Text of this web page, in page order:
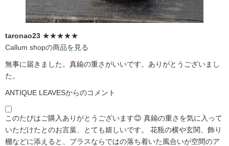
taronao23 ★★★★★
Callum shopの商品を見る
無事に届きました。真鍮の重さがいいです。ありがとうございまし
た。
ANTIQUE LEAVESからのコメント
このたびはご購入ありがとうございます😊 真鍮の重さを気に入って
いただけたとのお言葉、とても嬉しいです。 花瓶の横や玄関、飾り
棚などに添えると、ブラスならではの落ち着いた風合いが空間のア